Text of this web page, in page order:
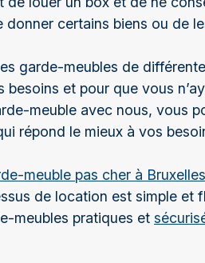
certains biens ou de
garde-meubles de
et pour que vous
meuble avec nous, vous
répond le mieux à vos
meuble pas cher à Bruxelles
de location est simple et
meubles pratiques et